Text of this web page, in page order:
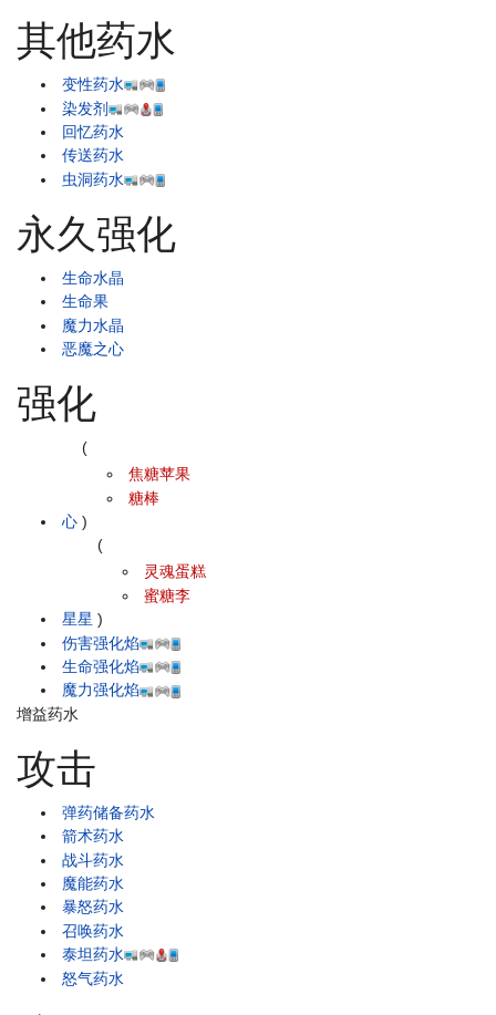
其他药水
变性药水
染发剂
回忆药水
传送药水
虫洞药水
永久强化
生命水晶
生命果
魔力水晶
恶魔之心
强化
心
(
焦糖苹果
糖棒
)
星星
(
灵魂蛋糕
蜜糖李
)
伤害强化焰
生命强化焰
魔力强化焰
增益药水
攻击
弹药储备药水
箭术药水
战斗药水
魔能药水
暴怒药水
召唤药水
泰坦药水
怒气药水